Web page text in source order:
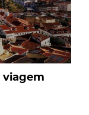
viagem